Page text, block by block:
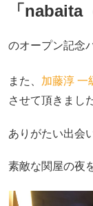
「nabaita
のオープン記念
また、 加藤淳 一
させて頂きまし
ありがたい出会
素敵な関屋の夜